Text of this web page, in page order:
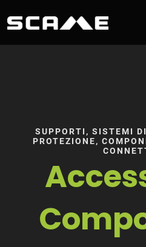
SUPPORTI, SISTEMI
PROTEZIONE,